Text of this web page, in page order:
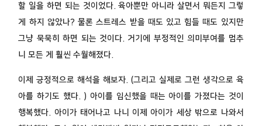
할 일을 하면 되는 것이었다. 육아뿐만 아니라 살면서 뭐든지 그렇
게 하지 않았나? 물론 스트레스 받을 때도 있고 힘들 때도 있지만
그냥 묵묵히 하면 되는 것이다. 거기에 부정적인 의미부여를 멈추
니 모든 게 훨씬 수월해졌다.
이제 긍정적으로 해석을 해보자. (그리고 실제로 그런 생각으로 육
아를 하기도 했다. ) 아이를 임신했을 때는 아이를 가졌다는 것이
행복했다. 아이가 태어나고 나니 이제 아이가 세상 밖으로 나와서